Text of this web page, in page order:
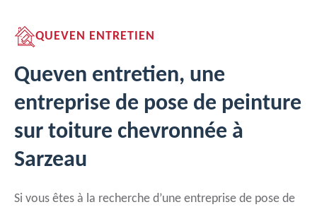
QUEVEN ENTRETIEN
Queven entretien, une
entreprise de pose de peinture
sur toiture chevronnée à
Sarzeau
Si vous êtes à la recherche d’une entreprise de pose de